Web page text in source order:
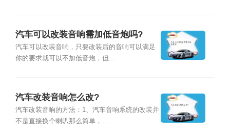
汽车可以改装音响需加低音炮吗?
汽车可以改装音响，只要改装后的音响可以满足
你的要求就可以不加低音炮，但...
汽车改装音响怎么改?
汽车改装音响的方法：1、汽车音响系统的改装并
不是直接换个喇叭那么简单，...